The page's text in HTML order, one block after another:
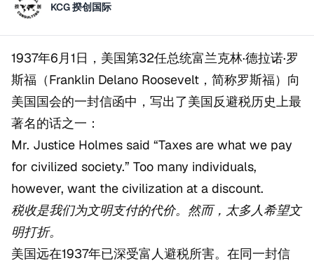
KCG 揆创国际
1937年6月1日，美国第32任总统富兰克林·德拉诺·罗
斯福（Franklin Delano Roosevelt，简称罗斯福）向
美国国会的一封信函中，写出了美国反避税历史上最
著名的话之一：
Mr. Justice Holmes said “Taxes are what we pay
for civilized society.” Too many individuals,
however, want the civilization at a discount.
税收是我们为文明支付的代价。然而，太多人希望文
明打折。
美国远在1937年已深受富人避税所害。在同一封信